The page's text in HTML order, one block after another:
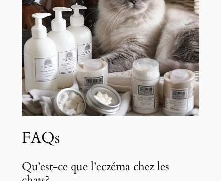
FAQs
Qu’est-ce que l’eczéma chez les